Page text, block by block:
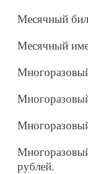
Месячный
Месячный
рублей.